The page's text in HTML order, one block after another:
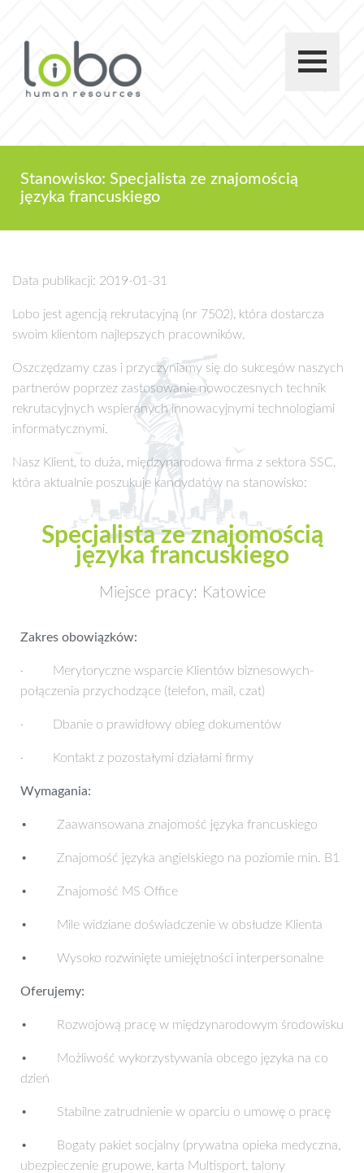
Stanowisko: Specjalista ze znajomością
języka francuskiego
Data publikacji: 2019-01-31
Lobo jest agencją rekrutacyjną (nr 7502), która dostarcza
swoim klientom najlepszych pracowników.
Oszczędzamy czas i przyczyniamy się do sukcesów naszych
partnerów poprzez zastosowanie nowoczesnych technik
rekrutacyjnych wspieranych innowacyjnymi technologiami
informatycznymi.
Nasz Klient, to duża, międzynarodowa firma z sektora SSC,
która aktualnie poszukuje kandydatów na stanowisko:
Specjalista ze znajomością
języka francuskiego
Miejsce pracy: Katowice
Zakres obowiązków:
· Merytoryczne wsparcie Klientów biznesowych-
połączenia przychodzące (telefon, mail, czat)
· Dbanie o prawidłowy obieg dokumentów
· Kontakt z pozostałymi działami firmy
Wymagania:
• Zaawansowana znajomość języka francuskiego
• Znajomość języka angielskiego na poziomie min. B1
• Znajomość MS Office
• Mile widziane doświadczenie w obsłudze Klienta
• Wysoko rozwinięte umiejętności interpersonalne
Oferujemy:
• Rozwojową pracę w międzynarodowym środowisku
• Możliwość wykorzystywania obcego języka na co
dzień
• Stabilne zatrudnienie w oparciu o umowę o pracę
• Bogaty pakiet socjalny (prywatna opieka medyczna,
ubezpieczenie grupowe, karta Multisport, talony